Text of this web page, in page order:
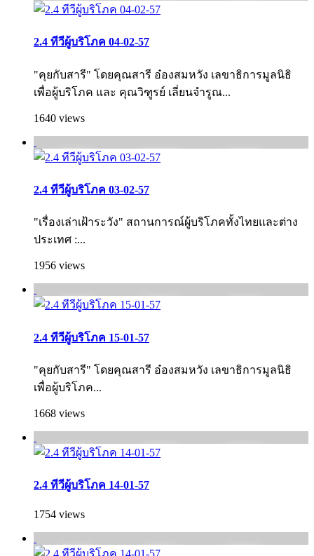
2.4 ทีวีผู้บริโภค 04-02-57
"คุยกับสารี" โดยคุณสารี อ๋องสมหวัง เลขาธิการมูลนิธิ
เพื่อผู้บริโภค และ คุณวิฑูรย์ เลี่ยนจำรูณ...
1640 views
2.4 ทีวีผู้บริโภค 03-02-57
"เรื่องเล่าเฝ้าระวัง" สถานการณ์ผู้บริโภคทั้งไทยและต่าง
ประเทศ :...
1956 views
2.4 ทีวีผู้บริโภค 15-01-57
"คุยกับสารี" โดยคุณสารี อ๋องสมหวัง เลขาธิการมูลนิธิ
เพื่อผู้บริโภค...
1668 views
2.4 ทีวีผู้บริโภค 14-01-57
1754 views